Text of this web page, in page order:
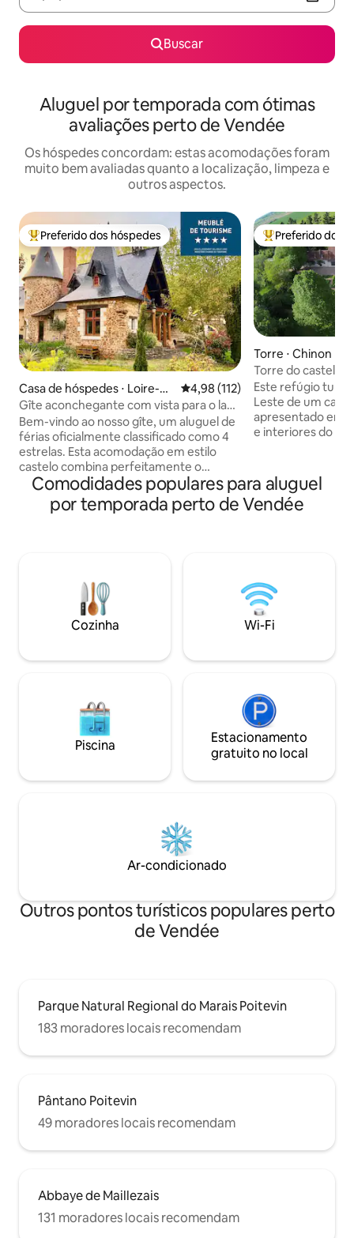
Buscar
Aluguel por temporada com ótimas
avaliações perto de Vendée
Os hóspedes concordam: estas acomodações foram
muito bem avaliadas quanto a localização, limpeza e
outros aspectos.
Entre os melhores preferidos dos hóspedes
Preferido dos hóspedes
Casa de hóspedes ⋅ Loire-A
uthion
4,98 de uma avaliação média de
4,98 (112)
Gîte aconchegante com vista para o lago
em estilo de castelo
Bem-vindo ao nosso gîte, um aluguel de
férias oficialmente classificado como 4
estrelas. Esta acomodação em estilo
castelo combina perfeitamente o
caráter histórico com os confortos
modernos para sua estadia.
Comodidades confortáveis: cozinha
interno/externo privado e desfrute de
refeições usando a tradicional
churrasqueira construída em pedra.
Localização: Base perfeita para explorar
distância, e a região do Vale do Loire.
Entre os
Preferido dos
Torre ⋅ Chinon
Torre do castelo
Loire
Este refúgio
Leste de um
apresentado em
e interiores do
deslumbrantes
do château.
de personalidade
comida e quer
francesa local
Comodidades populares para aluguel
por temporada perto de Vendée
Cozinha Wi-Fi
Piscina
Estacionamento
gratuito no local
Ar-condicionado
Outros pontos turísticos populares perto
de Vendée
Parque Natural Regional do Marais Poitevin
183 moradores locais recomendam
Pântano Poitevin
49 moradores locais recomendam
Abbaye de Maillezais
131 moradores locais recomendam